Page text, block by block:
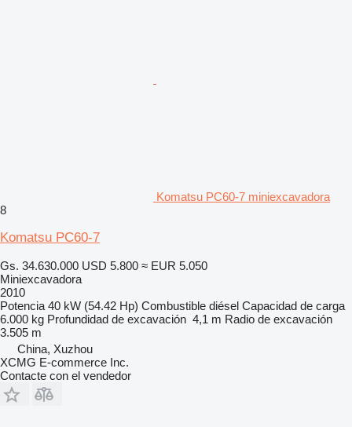
Komatsu PC60-7 miniexcavadora
8
Komatsu PC60-7
Gs. 34.630.000 USD 5.800 ≈ EUR 5.050
Miniexcavadora
2010
Potencia 40 kW (54.42 Hp) Combustible diésel Capacidad de carga
6.000 kg Profundidad de excavación 4,1 m Radio de excavación
3.505 m
China, Xuzhou
XCMG E-commerce Inc.
Contacte con el vendedor